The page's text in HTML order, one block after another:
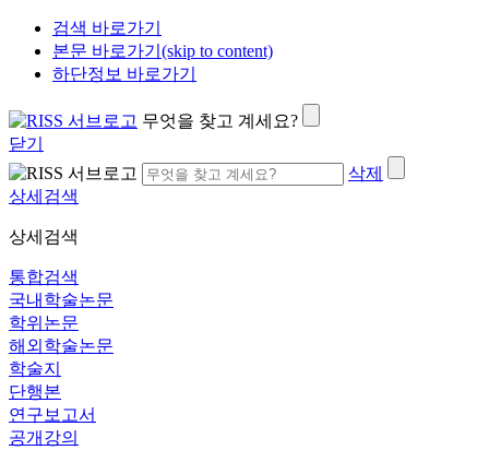
검색 바로가기
본문 바로가기(skip to content)
하단정보 바로가기
무엇을 찾고 계세요?
닫기
삭제
상세검색
상세검색
통합검색
국내학술논문
학위논문
해외학술논문
학술지
단행본
연구보고서
공개강의